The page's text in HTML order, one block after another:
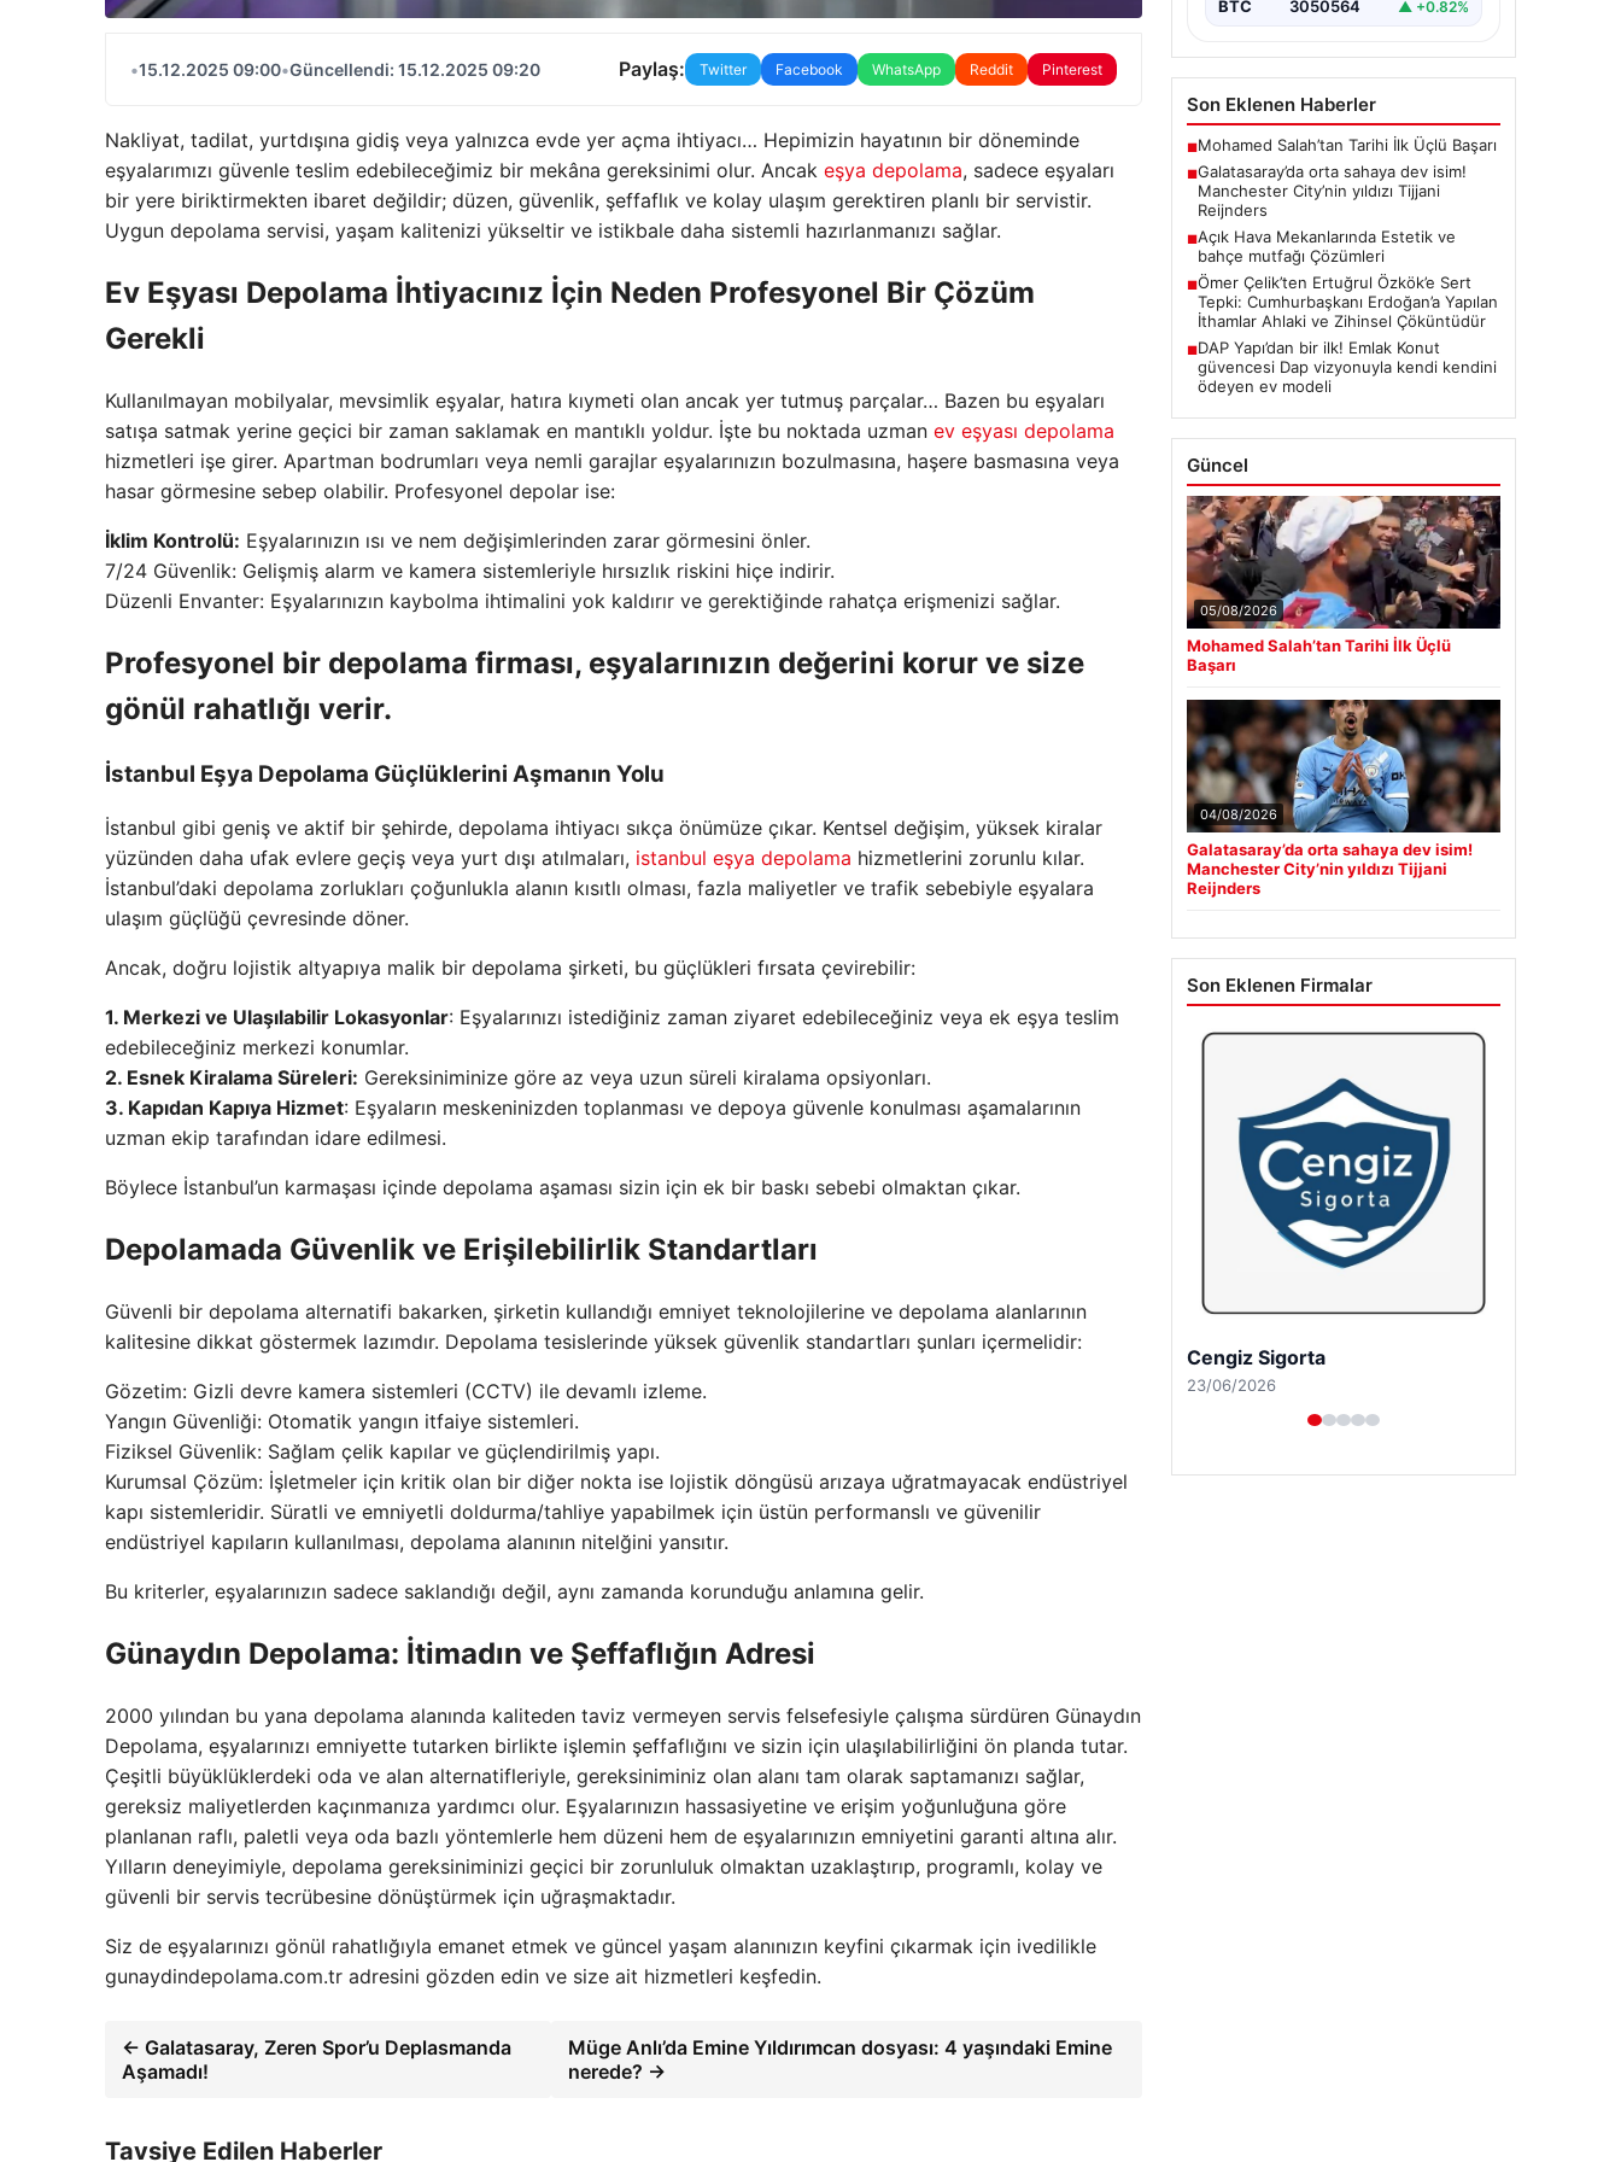
•15.12.2025 09:00•Güncellendi: 15.12.2025 09:20 Paylaş: Twitter Facebook WhatsApp Reddit Pinterest
Nakliyat, tadilat, yurtdışına gidiş veya yalnızca evde yer açma ihtiyacı… Hepimizin hayatının bir döneminde
eşyalarımızı güvenle teslim edebileceğimiz bir mekâna gereksinimi olur. Ancak eşya depolama, sadece eşyaları
bir yere biriktirmekten ibaret değildir; düzen, güvenlik, şeffaflık ve kolay ulaşım gerektiren planlı bir servistir.
Uygun depolama servisi, yaşam kalitenizi yükseltir ve istikbale daha sistemli hazırlanmanızı sağlar.
Ev Eşyası Depolama İhtiyacınız İçin Neden Profesyonel Bir Çözüm
Gerekli
Kullanılmayan mobilyalar, mevsimlik eşyalar, hatıra kıymeti olan ancak yer tutmuş parçalar… Bazen bu eşyaları
satışa satmak yerine geçici bir zaman saklamak en mantıklı yoldur. İşte bu noktada uzman ev eşyası depolama
hizmetleri işe girer. Apartman bodrumları veya nemli garajlar eşyalarınızın bozulmasına, haşere basmasına veya
hasar görmesine sebep olabilir. Profesyonel depolar ise:
İklim Kontrolü: Eşyalarınızın ısı ve nem değişimlerinden zarar görmesini önler.
7/24 Güvenlik: Gelişmiş alarm ve kamera sistemleriyle hırsızlık riskini hiçe indirir.
Düzenli Envanter: Eşyalarınızın kaybolma ihtimalini yok kaldırır ve gerektiğinde rahatça erişmenizi sağlar.
Profesyonel bir depolama firması, eşyalarınızın değerini korur ve size
gönül rahatlığı verir.
İstanbul Eşya Depolama Güçlüklerini Aşmanın Yolu
İstanbul gibi geniş ve aktif bir şehirde, depolama ihtiyacı sıkça önümüze çıkar. Kentsel değişim, yüksek kiralar
yüzünden daha ufak evlere geçiş veya yurt dışı atılmaları, istanbul eşya depolama hizmetlerini zorunlu kılar.
İstanbul’daki depolama zorlukları çoğunlukla alanın kısıtlı olması, fazla maliyetler ve trafik sebebiyle eşyalara
ulaşım güçlüğü çevresinde döner.
Ancak, doğru lojistik altyapıya malik bir depolama şirketi, bu güçlükleri fırsata çevirebilir:
1. Merkezi ve Ulaşılabilir Lokasyonlar: Eşyalarınızı istediğiniz zaman ziyaret edebileceğiniz veya ek eşya teslim
edebileceğiniz merkezi konumlar.
2. Esnek Kiralama Süreleri: Gereksiniminize göre az veya uzun süreli kiralama opsiyonları.
3. Kapıdan Kapıya Hizmet: Eşyaların meskeninizden toplanması ve depoya güvenle konulması aşamalarının
uzman ekip tarafından idare edilmesi.
Böylece İstanbul’un karmaşası içinde depolama aşaması sizin için ek bir baskı sebebi olmaktan çıkar.
Depolamada Güvenlik ve Erişilebilirlik Standartları
Güvenli bir depolama alternatifi bakarken, şirketin kullandığı emniyet teknolojilerine ve depolama alanlarının
kalitesine dikkat göstermek lazımdır. Depolama tesislerinde yüksek güvenlik standartları şunları içermelidir:
Gözetim: Gizli devre kamera sistemleri (CCTV) ile devamlı izleme.
Yangın Güvenliği: Otomatik yangın itfaiye sistemleri.
Fiziksel Güvenlik: Sağlam çelik kapılar ve güçlendirilmiş yapı.
Kurumsal Çözüm: İşletmeler için kritik olan bir diğer nokta ise lojistik döngüsü arızaya uğratmayacak endüstriyel
kapı sistemleridir. Süratli ve emniyetli doldurma/tahliye yapabilmek için üstün performanslı ve güvenilir
endüstriyel kapıların kullanılması, depolama alanının nitelğini yansıtır.
Bu kriterler, eşyalarınızın sadece saklandığı değil, aynı zamanda korunduğu anlamına gelir.
Günaydın Depolama: İtimadın ve Şeffaflığın Adresi
2000 yılından bu yana depolama alanında kaliteden taviz vermeyen servis felsefesiyle çalışma sürdüren Günaydın
Depolama, eşyalarınızı emniyette tutarken birlikte işlemin şeffaflığını ve sizin için ulaşılabilirliğini ön planda tutar.
Çeşitli büyüklüklerdeki oda ve alan alternatifleriyle, gereksiniminiz olan alanı tam olarak saptamanızı sağlar,
gereksiz maliyetlerden kaçınmanıza yardımcı olur. Eşyalarınızın hassasiyetine ve erişim yoğunluğuna göre
planlanan raflı, paletli veya oda bazlı yöntemlerle hem düzeni hem de eşyalarınızın emniyetini garanti altına alır.
Yılların deneyimiyle, depolama gereksiniminizi geçici bir zorunluluk olmaktan uzaklaştırıp, programlı, kolay ve
güvenli bir servis tecrübesine dönüştürmek için uğraşmaktadır.
Siz de eşyalarınızı gönül rahatlığıyla emanet etmek ve güncel yaşam alanınızın keyfini çıkarmak için ivedilikle
gunaydindepolama.com.tr adresini gözden edin ve size ait hizmetleri keşfedin.
← Galatasaray, Zeren Spor’u Deplasmanda
Aşamadı!
Müge Anlı’da Emine Yıldırımcan dosyası: 4 yaşındaki Emine
nerede? →
Tavsiye Edilen Haberler
BTC 3050564 ▲ +0.82%
Son Eklenen Haberler
■Mohamed Salah’tan Tarihi İlk Üçlü Başarı
■Galatasaray’da orta sahaya dev isim!
Manchester City’nin yıldızı Tijjani
Reijnders
■Açık Hava Mekanlarında Estetik ve
bahçe mutfağı Çözümleri
■Ömer Çelik’ten Ertuğrul Özkök’e Sert
Tepki: Cumhurbaşkanı Erdoğan’a Yapılan
İthamlar Ahlaki ve Zihinsel Çöküntüdür
■DAP Yapı’dan bir ilk! Emlak Konut
güvencesi Dap vizyonuyla kendi kendini
ödeyen ev modeli
Güncel
05/08/2026
Mohamed Salah’tan Tarihi İlk Üçlü
Başarı
04/08/2026
Galatasaray’da orta sahaya dev isim!
Manchester City’nin yıldızı Tijjani
Reijnders
Son Eklenen Firmalar
Hastaş Beton
26/05/2026